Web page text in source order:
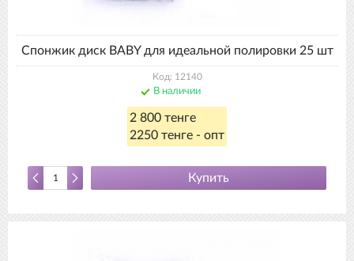
Спонжик диск BABY для идеальной полировки 25 шт
Код: 12140
В наличии
2 800 тенге
2250 тенге - опт
Купить